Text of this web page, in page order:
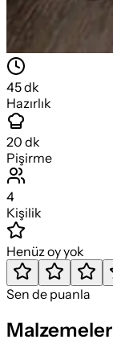
45dk
Hazırlık
20 dk
Pişirme
4
Kişilik
Henüz oy yok
Sen de puanla
Malzemeler